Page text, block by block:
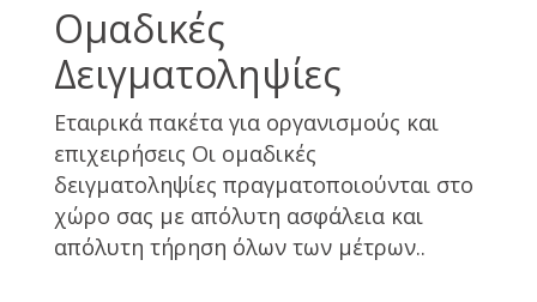
Ομαδικές
Δειγματοληψίες
Εταιρικά πακέτα για οργανισμούς και
επιχειρήσεις Οι ομαδικές
δειγματοληψίες πραγματοποιούνται στο
χώρο σας με απόλυτη ασφάλεια και
απόλυτη τήρηση όλων των μέτρων..